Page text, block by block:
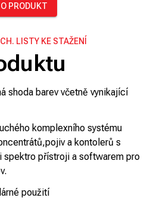
PRODUKT
LISTY KE STAŽENÍ
shoda barev včetně vynikající
komplexního systému
a kontolerů s
spektro přístroji a softwarem pro
použití